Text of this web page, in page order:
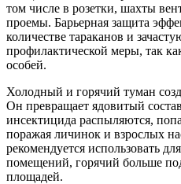
том числе в розетки, шахты
проемы. Барьерная защита
количестве тараканов и
профилактической меры, так
особей.
Холодный и горячий туман
Он превращает ядовитый
инсектицида распыляются,
поражая личинок и взрослых
рекомендуется использовать
помещений, горячий больше
площадей.